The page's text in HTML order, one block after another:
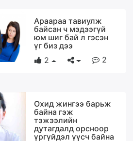
Араараа тавиулж
байсан ч мэдээгүй
юм шиг бай л гэсэн
үг биз дээ
2
2
Охид жингээ барьж
байна гэж
тэжээлийн
дутагдалд орсноор
үргүйдэл үүсч байна